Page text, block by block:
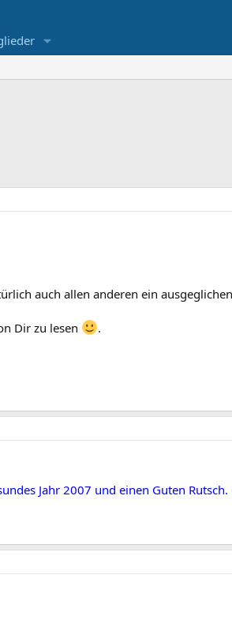
auch allen anderen ein
Dir zu lesen .
Jahr 2007 und einen Guten